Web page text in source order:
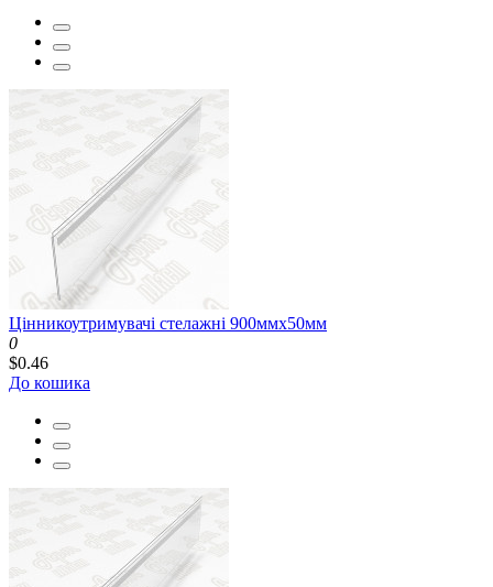
Цінникоутримувачі стелажні 900ммх50мм
0
$0.46
До кошика